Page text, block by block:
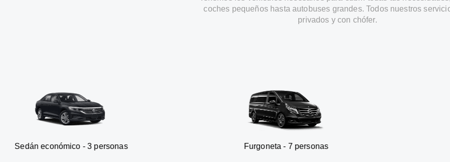
coches pequeños hasta autobuses grandes. Todos nuestros
privados y con chófer.
- 3 personas Furgoneta - 7 personas SUV - 3